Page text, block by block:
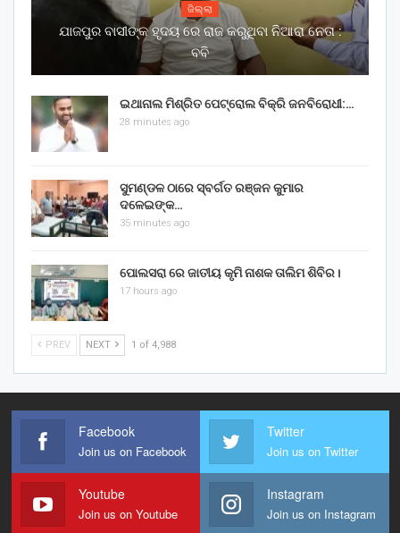
ଜିଲ୍ଲା
ଯାଜପୁର ବାସୀଙ୍କ ହୃଦୟ ରେ ରାଜ କରୁଥିବା ନିଆରା ନେତା :
ବବି
ଇଥାନାଲ ମିଶ୍ରିତ ପେଟ୍ରୋଲ ବିକ୍ରି ଜନବିରୋଧୀ:…
28 minutes ago
ସୁମଣ୍ଡଳ ଠାରେ ସ୍ବର୍ଗତ ରଞ୍ଜନ କୁମାର
ଦଳେଇଙ୍କ…
35 minutes ago
ପୋଲସରା ରେ ଜାତୀୟ କୃମି ନାଶକ ତାଲିମ ଶିବିର।
17 hours ago
PREV NEXT 1 of 4,988
Facebook
Join us on Facebook
Twitter
Join us on Twitter
Youtube
Join us on Youtube
Instagram
Join us on Instagram